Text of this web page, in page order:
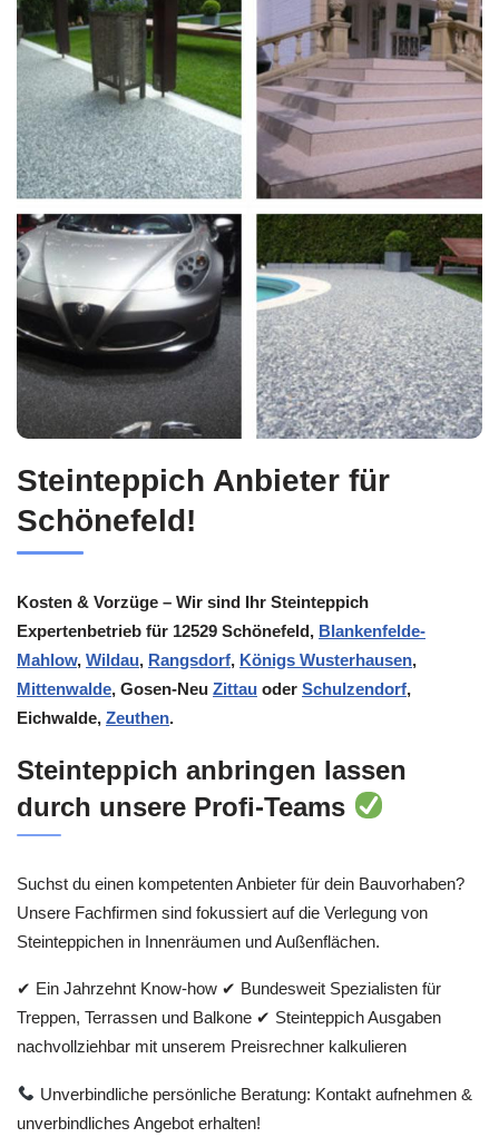
Steinteppich Anbieter für
Schönefeld!
Kosten & Vorzüge – Wir sind Ihr Steinteppich
Expertenbetrieb für 12529 Schönefeld, Blankenfelde-
Mahlow, Wildau, Rangsdorf, Königs Wusterhausen,
Mittenwalde, Gosen-Neu Zittau oder Schulzendorf,
Eichwalde, Zeuthen.
Steinteppich anbringen lassen
durch unsere Profi-Teams
Suchst du einen kompetenten Anbieter für dein Bauvorhaben?
Unsere Fachfirmen sind fokussiert auf die Verlegung von
Steinteppichen in Innenräumen und Außenflächen.
✔ Ein Jahrzehnt Know-how ✔ Bundesweit Spezialisten für
Treppen, Terrassen und Balkone ✔ Steinteppich Ausgaben
nachvollziehbar mit unserem Preisrechner kalkulieren
Unverbindliche persönliche Beratung: Kontakt aufnehmen &
unverbindliches Angebot erhalten!